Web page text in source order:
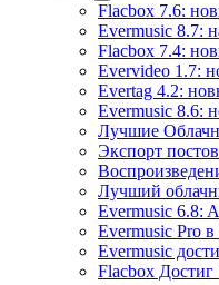
Flacbox 7.6:
Evermusic 8.7:
Flacbox 7.4:
Evervideo 1.7:
Evertag 4.2:
Evermusic 8.6:
Лучшие
Экспорт
Лучший
Evermusic 6.8:
Evermusic Pro
Evermusic
Flacbox